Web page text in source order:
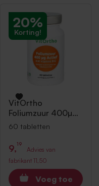
20%
Korting!
VitOrtho
Foliumzuur 400µg
Actief met B12 60
60 tabletten
9,19
Advies van
fabrikant 11,50
Voeg toe